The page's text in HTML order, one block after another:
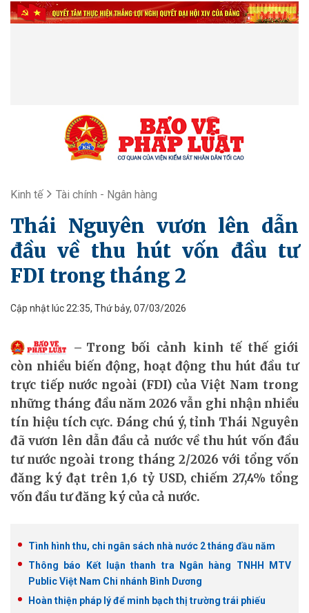
Kinh tế Tài chính - Ngân hàng
Thái Nguyên vươn lên dẫn
đầu về thu hút vốn đầu tư
FDI trong tháng 2
Cập nhật lúc 22:35, Thứ bảy, 07/03/2026
Trong bối cảnh kinh tế thế giới
còn nhiều biến động, hoạt động thu hút đầu tư
trực tiếp nước ngoài (FDI) của Việt Nam trong
những tháng đầu năm 2026 vẫn ghi nhận nhiều
tín hiệu tích cực. Đáng chú ý, tỉnh Thái Nguyên
đã vươn lên dẫn đầu cả nước về thu hút vốn đầu
tư nước ngoài trong tháng 2/2026 với tổng vốn
đăng ký đạt trên 1,6 tỷ USD, chiếm 27,4% tổng
vốn đầu tư đăng ký của cả nước.
Tình hình thu, chi ngân sách nhà nước 2 tháng đầu năm
Thông báo Kết luận thanh tra Ngân hàng TNHH MTV
Public Việt Nam Chi nhánh Bình Dương
Hoàn thiện pháp lý để minh bạch thị trường trái phiếu